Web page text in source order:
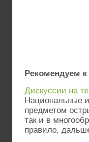
Рекомендуем
Дискуссии на
Национальные
предметом
так и в
правило,